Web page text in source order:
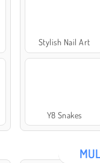
Stylish Nail Art
Y8 Snakes